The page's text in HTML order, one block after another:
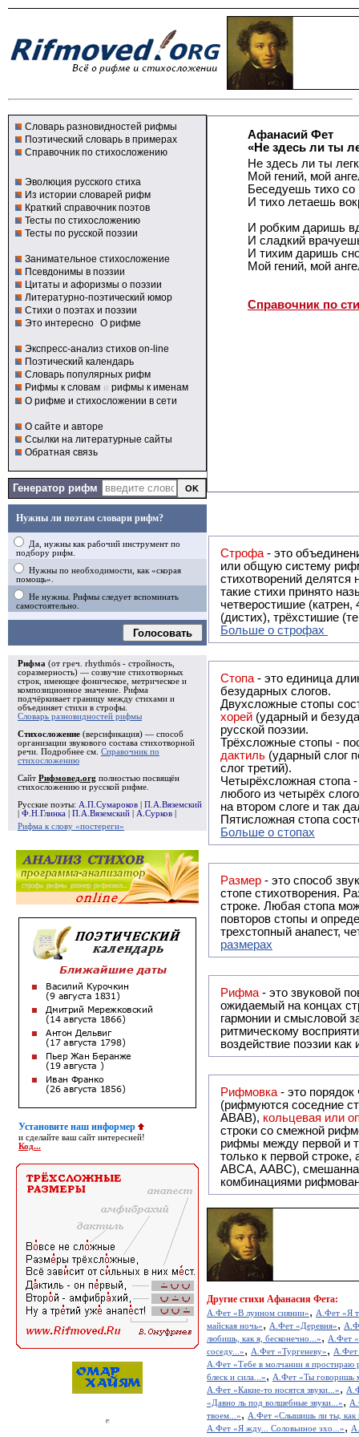
Словарь разновидностей рифмы
Поэтический словарь в примерах
Справочник по стихосложению
Эволюция русского стиха
Из истории словарей рифм
Краткий справочник поэтов
Тесты по стихосложению
Тесты по русской поэзии
Занимательное стихосложение
Псевдонимы в поэзии
Цитаты и афоризмы о поэзии
Литературно-поэтический юмор
Стихи о поэтах и поэзии
Это интересно О рифме
Экспресс-анализ стихов on-line
Поэтический календарь
Словарь популярных рифм
Рифмы к словам и рифмы к именам
О рифме и стихосложении в сети
О сайте и авторе
Ссылки на литературные сайты
Обратная связь
Генератор рифм
Нужны ли поэтам словари рифм?
Да, нужны как рабочий инструмент по
подбору рифм.
Нужны по необходимости, как «скорая
помощь».
Не нужны. Рифмы следует вспоминать
самостоятельно.
Голосовать
Рифма (от греч. rhythmós - стройность,
соразмерность) — созвучие стихотворных
строк, имеющее фоническое, метрическое и
композиционное значение. Рифма
подчёркивает границу между стихами и
объединяет стихи в строфы
Словарь разновидностей рифмы
Стихосложение (версификация) — способ
организации звукового состава стихотворной
речи. Подробнее см. Справочник по
стихосложению
Сайт Рифмовед.org полностью посвящён
стихосложению и русской рифме.
Русские поэты: А.П.Сумароков
П.А.Вяземский
Ф.Н.Глинка П.А.Вяземский А.Сурков
Рифма к слову «постереги»
Установите наш информер
и сделайте ваш сайт интересней!
Код...
Афанасий Фет
«Не здесь ли ты
Не здесь ли ты
Мой гений, мой
Беседуешь тихо
И тихо летаешь
И робким даришь
И сладкий
И тихим даришь
Мой гений, мой
Справочник по
Строфа - это объединение двух
или общую систему рифм, и регулярно или периодически
стихотворений делятся на строфы и т.о. являются строфическими.
такие стихи принято называть астрофическими. Самая популярная строфа в русской поэзии -
четверостишие
(дистих), трёхстишие
Больше о строфах
Стопа - это единица
безударных слогов.
Двухсложные стопы
хорей (ударный и
русской поэзии.
Трёхсложные стопы -
дактиль (ударный слог
слог третий).
Четырёхсложная стопа
любого из четырёх
на втором слоге и так
Пятисложная стопа
Больше о стопах
Размер - это способ
стопе стихотворения.
строке. Любая стопа
повторов стопы и
трехстопный анапест,
размерах
Рифма - это звуковой повтор, традиционно используемый в поэзии и, как
ожидаемый на концах
гармонии и смысловой
ритмическому
воздействие поэзии
Рифмовка - это
(рифмуются соседние
ABAB), кольцевая или
строки со смежной
рифмы между первой и
только к первой
ABCA, AABC), смешанная или вольная рифмовка (рифмовка в сложных строфах с различными
комбинациями
Другие стихи Афанасия Фета:
А.Фет «В лунном сиянии», А.Фет «Я
майская ночь», А.Фет «Деревня»,
любишь, как я, бесконечно...», А.Фет
соседу...», А.Фет «Тургеневу», А.Фет
А.Фет «Тебе в молчании я простираю
блеск и сила...», А.Фет «Ты говоришь
А.Фет «Какие-то носятся звуки...»,
«Давно ль под волшебные звуки...»,
твоем...», А.Фет «Слышишь ли ты, как
А.Фет «Я жду... Соловьиное эхо...»,